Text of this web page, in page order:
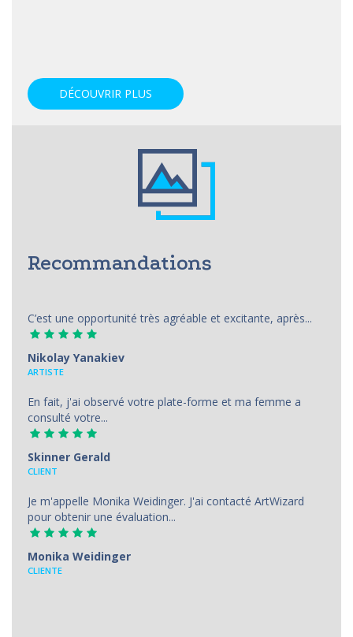
DÉCOUVRIR PLUS
Recommandations
C’est une opportunité très agréable et excitante, après...
Nikolay Yanakiev
ARTISTE
En fait, j'ai observé votre plate-forme et ma femme a
consulté votre...
Skinner Gerald
CLIENT
Je m'appelle Monika Weidinger. J'ai contacté ArtWizard
pour obtenir une évaluation...
Monika Weidinger
CLIENTE